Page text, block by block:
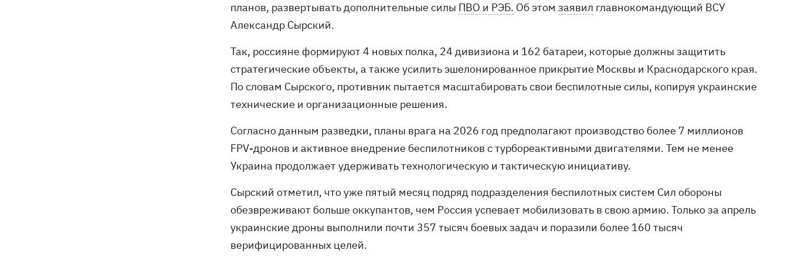
планов, развертывать дополнительные силы ПВО и РЭБ. Об этом заявил главнокомандующий ВСУ
Александр Сырский.
Так, россияне формируют 4 новых полка, 24 дивизиона и 162 батареи, которые должны защитить
стратегические объекты, а также усилить эшелонированное прикрытие Москвы и Краснодарского края.
По словам Сырского, противник пытается масштабировать свои беспилотные силы, копируя украинские
технические и организационные решения.
Согласно данным разведки, планы врага на 2026 год предполагают производство более 7 миллионов
FPV-дронов и активное внедрение беспилотников с турбореактивными двигателями. Тем не менее
Украина продолжает удерживать технологическую и тактическую инициативу.
Сырский отметил, что уже пятый месяц подряд подразделения беспилотных систем Сил обороны
обезвреживают больше оккупантов, чем Россия успевает мобилизовать в свою армию. Только за апрель
украинские дроны выполнили почти 357 тысяч боевых задач и поразили более 160 тысяч
верифицированных целей.